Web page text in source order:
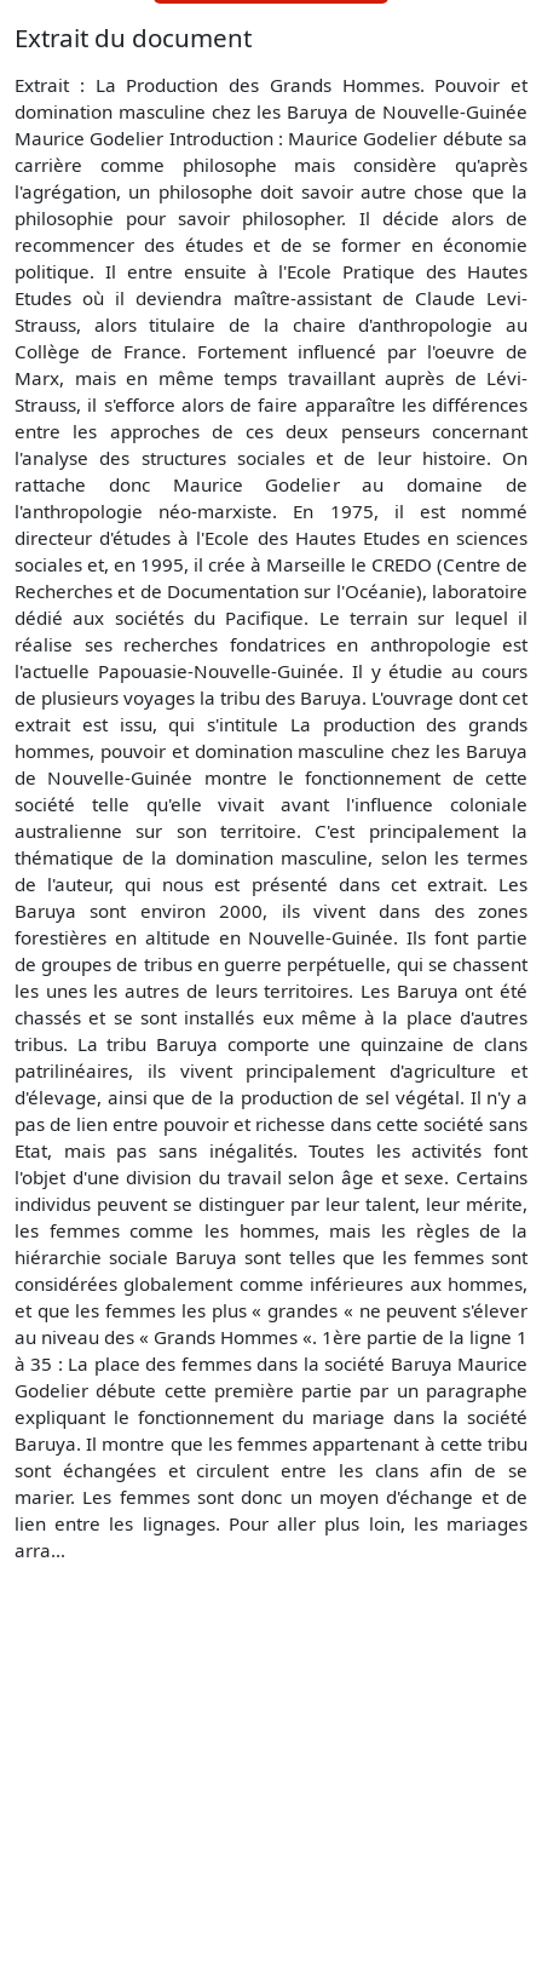
Extrait du document
Extrait : La Production des Grands Hommes. Pouvoir et
domination masculine chez les Baruya de Nouvelle-Guinée
Maurice Godelier Introduction : Maurice Godelier débute sa
carrière comme philosophe mais considère qu'après
l'agrégation, un philosophe doit savoir autre chose que la
philosophie pour savoir philosopher. Il décide alors de
recommencer des études et de se former en économie
politique. Il entre ensuite à l'Ecole Pratique des Hautes
Etudes où il deviendra maître-assistant de Claude Levi-
Strauss, alors titulaire de la chaire d'anthropologie au
Collège de France. Fortement influencé par l'oeuvre de
Marx, mais en même temps travaillant auprès de Lévi-
Strauss, il s'efforce alors de faire apparaître les différences
entre les approches de ces deux penseurs concernant
l'analyse des structures sociales et de leur histoire. On
rattache donc Maurice Godelier au domaine de
l'anthropologie néo-marxiste. En 1975, il est nommé
directeur d'études à l'Ecole des Hautes Etudes en sciences
sociales et, en 1995, il crée à Marseille le CREDO (Centre de
Recherches et de Documentation sur l'Océanie), laboratoire
dédié aux sociétés du Pacifique. Le terrain sur lequel il
réalise ses recherches fondatrices en anthropologie est
l'actuelle Papouasie-Nouvelle-Guinée. Il y étudie au cours
de plusieurs voyages la tribu des Baruya. L'ouvrage dont cet
extrait est issu, qui s'intitule La production des grands
hommes, pouvoir et domination masculine chez les Baruya
de Nouvelle-Guinée montre le fonctionnement de cette
société telle qu'elle vivait avant l'influence coloniale
australienne sur son territoire. C'est principalement la
thématique de la domination masculine, selon les termes
de l'auteur, qui nous est présenté dans cet extrait. Les
Baruya sont environ 2000, ils vivent dans des zones
forestières en altitude en Nouvelle-Guinée. Ils font partie
de groupes de tribus en guerre perpétuelle, qui se chassent
les unes les autres de leurs territoires. Les Baruya ont été
chassés et se sont installés eux même à la place d'autres
tribus. La tribu Baruya comporte une quinzaine de clans
patrilinéaires, ils vivent principalement d'agriculture et
d'élevage, ainsi que de la production de sel végétal. Il n'y a
pas de lien entre pouvoir et richesse dans cette société sans
Etat, mais pas sans inégalités. Toutes les activités font
l'objet d'une division du travail selon âge et sexe. Certains
individus peuvent se distinguer par leur talent, leur mérite,
les femmes comme les hommes, mais les règles de la
hiérarchie sociale Baruya sont telles que les femmes sont
considérées globalement comme inférieures aux hommes,
et que les femmes les plus « grandes « ne peuvent s'élever
au niveau des « Grands Hommes «. 1ère partie de la ligne 1
à 35 : La place des femmes dans la société Baruya Maurice
Godelier débute cette première partie par un paragraphe
expliquant le fonctionnement du mariage dans la société
Baruya. Il montre que les femmes appartenant à cette tribu
sont échangées et circulent entre les clans afin de se
marier. Les femmes sont donc un moyen d'échange et de
lien entre les lignages. Pour aller plus loin, les mariages
arra...